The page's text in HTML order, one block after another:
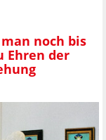
noch bis
Ehren der